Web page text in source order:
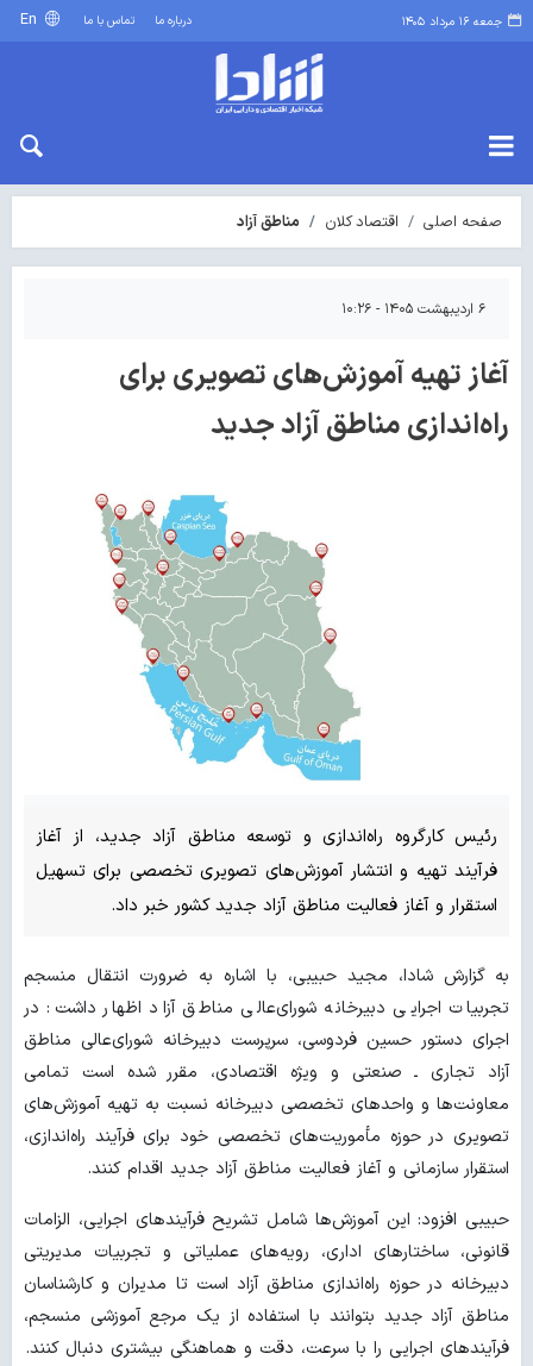
جمعه ۱۶ مرداد ۱۴۰۵ درباره ما تماس با ما
صفحه اصلی اقتصاد کلان مناطق آزاد
۶ اردیبهشت ۱۴۰۵ - ۱۰:۲۶
آغاز تهیه آموزش‌های تصویری برای
راه‌اندازی مناطق آزاد جدید
رئیس کارگروه راه‌اندازی و توسعه مناطق آزاد جدید، از آغاز
فرآیند تهیه و انتشار آموزش‌های تصویری تخصصی برای تسهیل
استقرار و آغاز فعالیت مناطق آزاد جدید کشور خبر داد.
به گزارش شادا، مجید حبیبی، با اشاره به ضرورت انتقال منسجم
تجربیات اجرایی دبیرخانه شورای‌عالی مناطق آزاد اظهار داشت: در
اجرای دستور حسین فردوسی، سرپرست دبیرخانه شورای‌عالی مناطق
آزاد تجاری ـ صنعتی و ویژه اقتصادی، مقرر شده است تمامی
معاونت‌ها و واحدهای تخصصی دبیرخانه نسبت به تهیه آموزش‌های
تصویری در حوزه مأموریت‌های تخصصی خود برای فرآیند راه‌اندازی،
استقرار سازمانی و آغاز فعالیت مناطق آزاد جدید اقدام کنند.
حبیبی افزود: این آموزش‌ها شامل تشریح فرآیندهای اجرایی، الزامات
قانونی، ساختارهای اداری، رویه‌های عملیاتی و تجربیات مدیریتی
دبیرخانه در حوزه راه‌اندازی مناطق آزاد است تا مدیران و کارشناسان
مناطق آزاد جدید بتوانند با استفاده از یک مرجع آموزشی منسجم،
فرآیندهای اجرایی را با سرعت، دقت و هماهنگی بیشتری دنبال کنند.